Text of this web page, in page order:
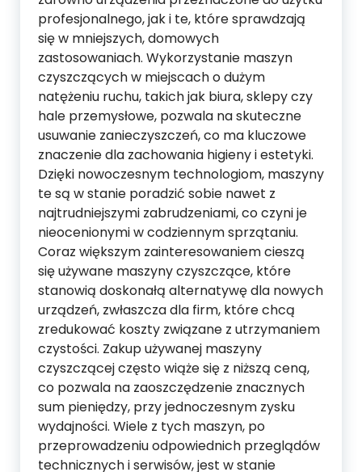
profesjonalnego, jak i te, które sprawdzają
się w mniejszych, domowych
zastosowaniach. Wykorzystanie maszyn
czyszczących w miejscach o dużym
natężeniu ruchu, takich jak biura, sklepy czy
hale przemysłowe, pozwala na skuteczne
usuwanie zanieczyszczeń, co ma kluczowe
znaczenie dla zachowania higieny i estetyki.
Dzięki nowoczesnym technologiom, maszyny
te są w stanie poradzić sobie nawet z
najtrudniejszymi zabrudzeniami, co czyni je
nieocenionymi w codziennym sprzątaniu.
Coraz większym zainteresowaniem cieszą
się używane maszyny czyszczące, które
stanowią doskonałą alternatywę dla nowych
urządzeń, zwłaszcza dla firm, które chcą
zredukować koszty związane z utrzymaniem
czystości. Zakup używanej maszyny
czyszczącej często wiąże się z niższą ceną,
co pozwala na zaoszczędzenie znacznych
sum pieniędzy, przy jednoczesnym zysku
wydajności. Wiele z tych maszyn, po
przeprowadzeniu odpowiednich przeglądów
technicznych i serwisów, jest w stanie